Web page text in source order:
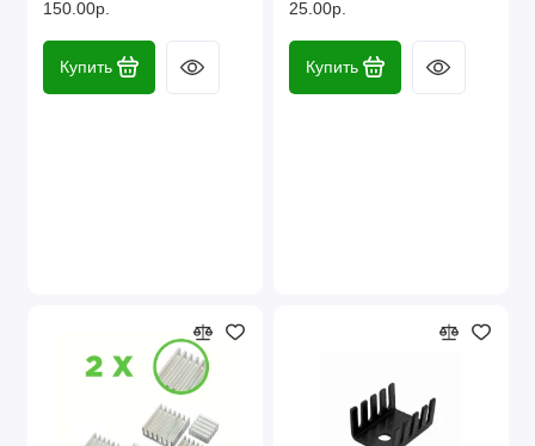
150.00р.
Купить
25.00р.
Купить